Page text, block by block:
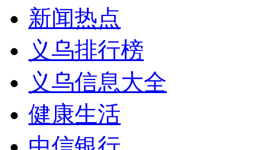
新闻热点
义乌排行榜
义乌信息大全
健康生活